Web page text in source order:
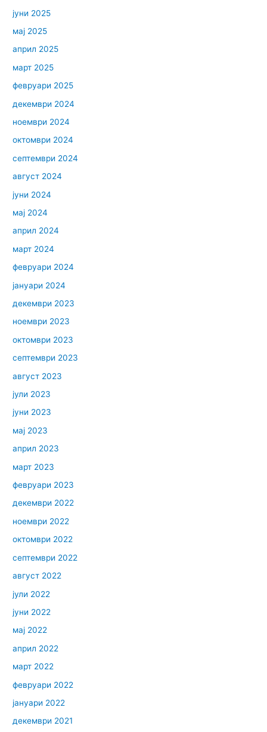
јуни 2025
мај 2025
април 2025
март 2025
февруари 2025
декември 2024
ноември 2024
октомври 2024
септември 2024
август 2024
јуни 2024
мај 2024
април 2024
март 2024
февруари 2024
јануари 2024
декември 2023
ноември 2023
октомври 2023
септември 2023
август 2023
јули 2023
јуни 2023
мај 2023
април 2023
март 2023
февруари 2023
декември 2022
ноември 2022
октомври 2022
септември 2022
август 2022
јули 2022
јуни 2022
мај 2022
април 2022
март 2022
февруари 2022
јануари 2022
декември 2021